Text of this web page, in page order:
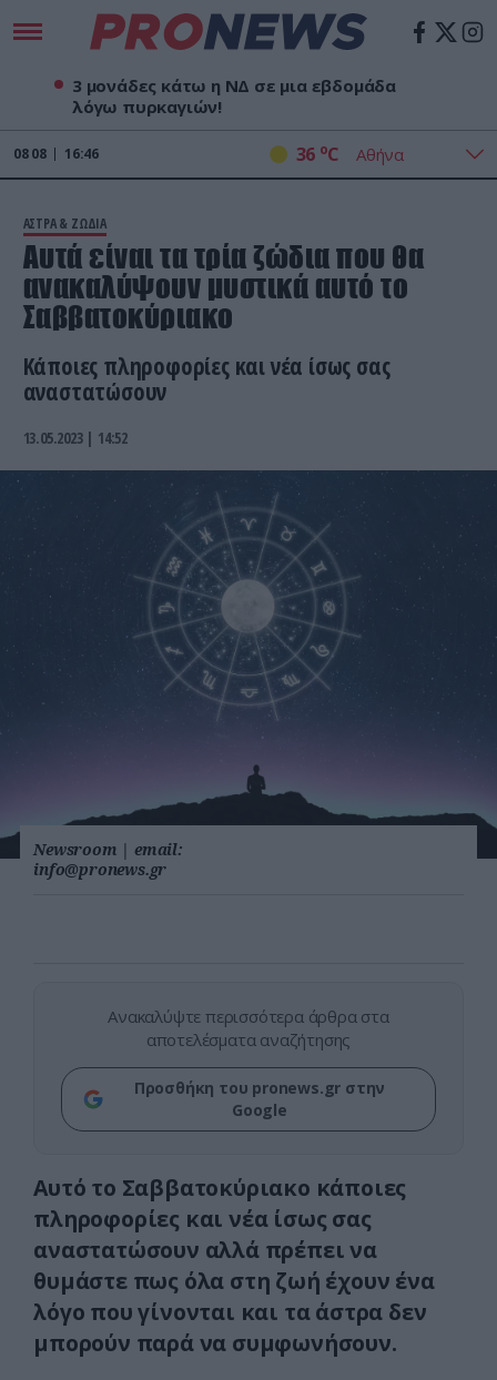
3 μονάδες κάτω η ΝΔ σε μια εβδομάδα
λόγω πυρκαγιών!
08 08 16:46 36 oC
ΑΣΤΡΑ & ΖΩΔΙΑ
Αυτά είναι τα τρία ζώδια που θα
ανακαλύψουν μυστικά αυτό το
Σαββατοκύριακο
Κάποιες πληροφορίες και νέα ίσως σας
αναστατώσουν
13.05.2023 | 14:52
Newsroom | email:
info@pronews.gr
Ανακαλύψτε περισσότερα άρθρα στα
αποτελέσματα αναζήτησης
Προσθήκη του pronews.gr στην
Google
Αυτό το Σαββατοκύριακο κάποιες
πληροφορίες και νέα ίσως σας
αναστατώσουν αλλά πρέπει να
θυμάστε πως όλα στη ζωή έχουν ένα
λόγο που γίνονται και τα άστρα δεν
μπορούν παρά να συμφωνήσουν.